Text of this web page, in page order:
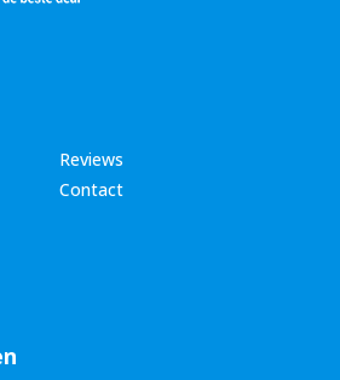
Reviews
Contact